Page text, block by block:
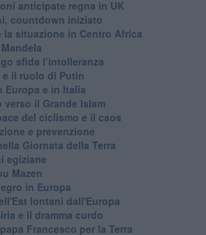
anticipate regna in UK
countdown iniziato
la situazione in Centro Africa
sfida l’intolleranza
il ruolo di Putin
Europa e in Italia
il Grande Islam
del ciclismo e il caos
e prevenzione
Giornata della Terra
egiziane
Mazen
in Europa
lontani dall'Europa
e il dramma curdo
Francesco per la Terra